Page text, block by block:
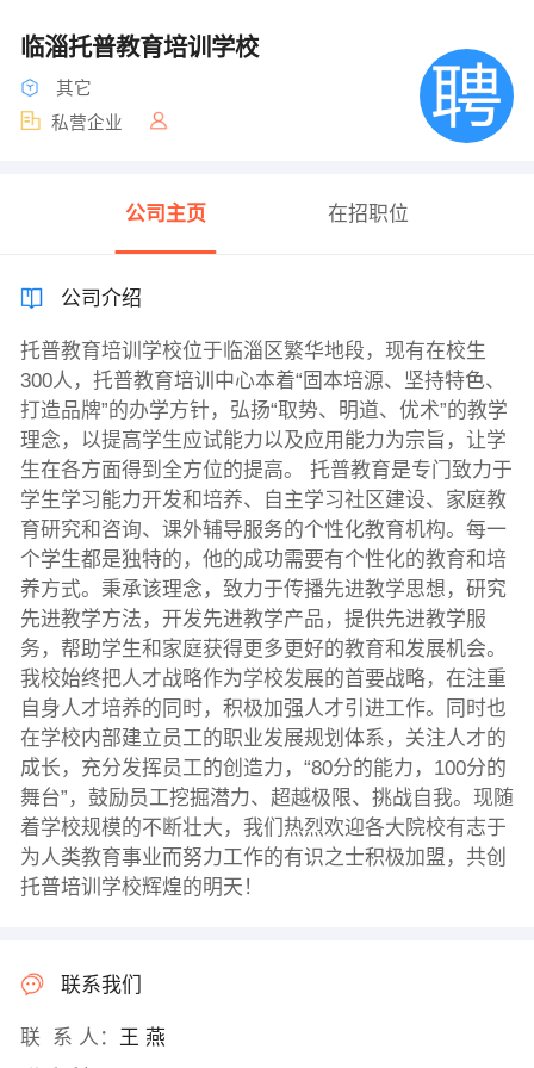
临淄托普教育培训学校
其它
私营企业
公司主页 在招职位
公司介绍
托普教育培训学校位于临淄区繁华地段，现有在校生
300人，托普教育培训中心本着“固本培源、坚持特色、
打造品牌”的办学方针，弘扬“取势、明道、优术”的教学
理念，以提高学生应试能力以及应用能力为宗旨，让学
生在各方面得到全方位的提高。 托普教育是专门致力于
学生学习能力开发和培养、自主学习社区建设、家庭教
育研究和咨询、课外辅导服务的个性化教育机构。每一
个学生都是独特的，他的成功需要有个性化的教育和培
养方式。秉承该理念，致力于传播先进教学思想，研究
先进教学方法，开发先进教学产品，提供先进教学服
务，帮助学生和家庭获得更多更好的教育和发展机会。
我校始终把人才战略作为学校发展的首要战略，在注重
自身人才培养的同时，积极加强人才引进工作。同时也
在学校内部建立员工的职业发展规划体系，关注人才的
成长，充分发挥员工的创造力，“80分的能力，100分的
舞台”，鼓励员工挖掘潜力、超越极限、挑战自我。现随
着学校规模的不断壮大，我们热烈欢迎各大院校有志于
为人类教育事业而努力工作的有识之士积极加盟，共创
托普培训学校辉煌的明天！
联系我们
联 系 人： 王 燕